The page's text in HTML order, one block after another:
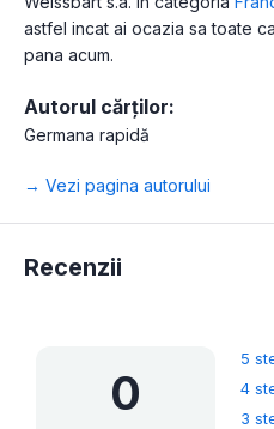
astfel incat ai ocazia sa toate
pana acum.
Autorul cărților:
Germana rapidă
→ Vezi pagina autorului
Recenzii
0
5
4
3